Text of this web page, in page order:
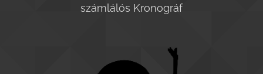
számlálós Kronográf